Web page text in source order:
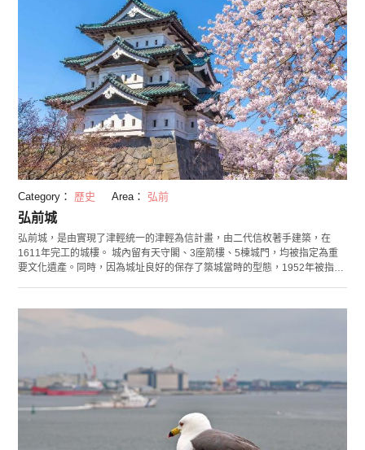
木山神社座落，在這裡，可眺望世界遺產的白神山地和十和田湖的美景呢！
Category： 歷史 Area： 弘前
弘前城
弘前城，是由實現了津輕統一的津輕為信計畫，由二代信枚著手建築，在
1611年完工的城樓。 城內留有天守閣、3座箭樓、5棟城門，均被指定為重
要文化遺產。同時，因為城址良好的保存了築城當時的型態，1952年被指定
井吉野櫻和日本最大周長樹幹的染井櫻，還能觀賞到從1914年就種植的垂櫻